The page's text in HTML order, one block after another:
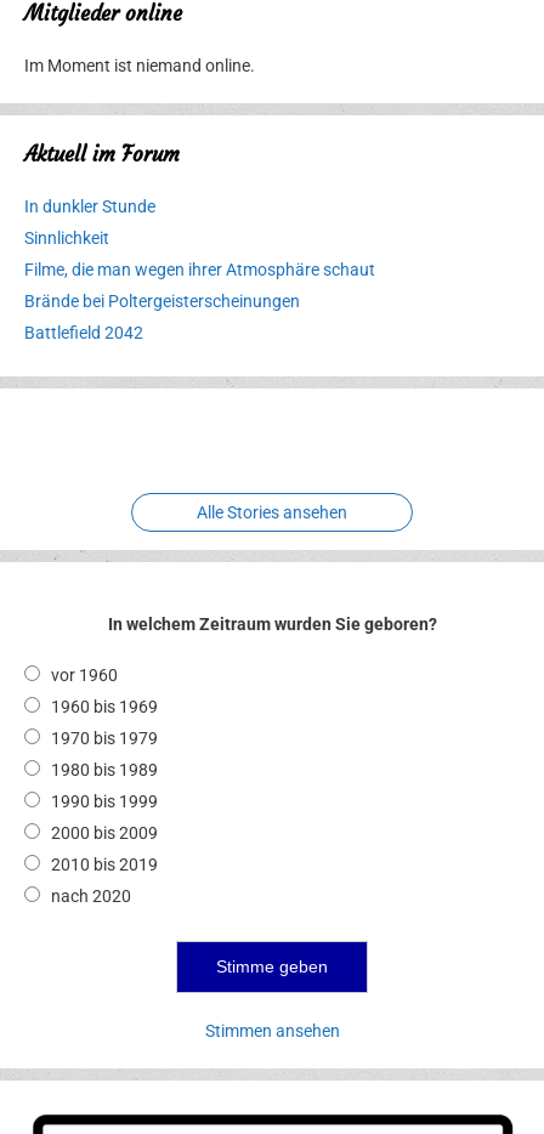
Mitglieder online
Im Moment ist niemand online.
Aktuell im Forum
In dunkler Stunde
Sinnlichkeit
Filme, die man wegen ihrer Atmosphäre schaut
Brände bei Poltergeisterscheinungen
Battlefield 2042
Erlebnispark
Verbotene
Alle Stories ansehen
In welchem Zeitraum wurden Sie geboren?
vor 1960
1960 bis 1969
1970 bis 1979
1980 bis 1989
1990 bis 1999
2000 bis 2009
2010 bis 2019
nach 2020
Stimmen ansehen